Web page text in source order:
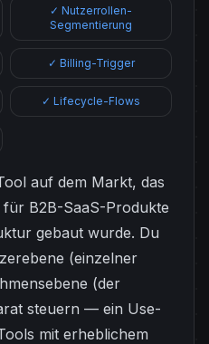
✓ Nutzerrollen-
Segmentierung
✓ Billing-Trigger
✓ Lifecycle-Flows
auf dem Markt, das
B2B-SaaS-Produkte
gebaut wurde. Du
(einzelner
(der
steuern — ein Use-
mit erheblichem